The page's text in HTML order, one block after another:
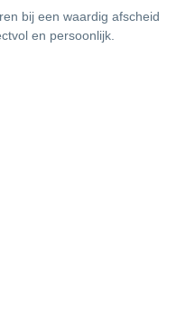
bij een waardig afscheid
en persoonlijk.